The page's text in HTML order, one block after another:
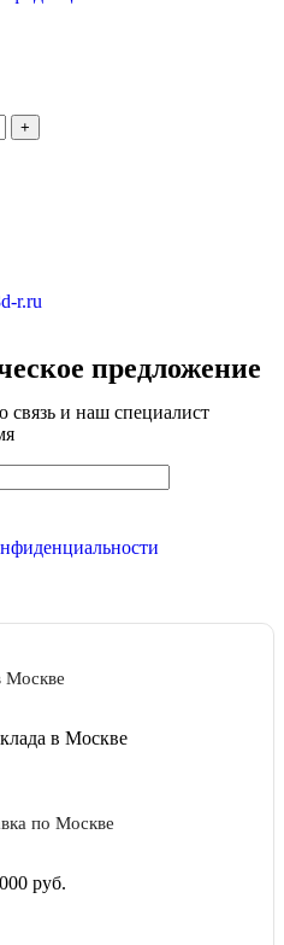
r.ru
предложение
связь и наш специалист
Москве
в Москве
по Москве
руб.